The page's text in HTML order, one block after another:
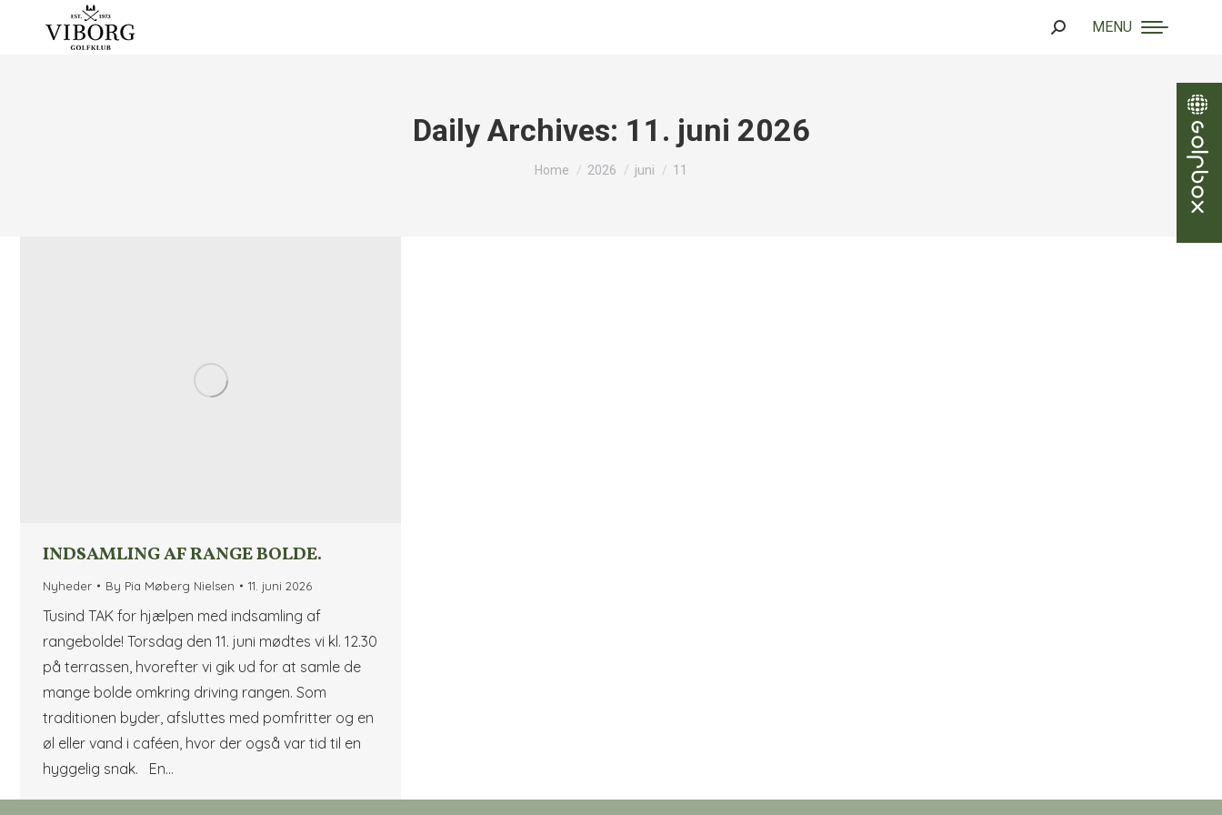
MENU
Search:
Daily Archives: 11. juni 2026
You are here:
Home 2026 juni 11
INDSAMLING AF RANGE BOLDE.
Nyheder By Pia Møberg Nielsen 11. juni 2026
Tusind TAK for hjælpen med indsamling af
rangebolde! Torsdag den 11. juni mødtes vi kl. 12.30
på terrassen, hvorefter vi gik ud for at samle de
mange bolde omkring driving rangen. Som
traditionen byder, afsluttes med pomfritter og en
øl eller vand i caféen, hvor der også var tid til en
hyggelig snak. En…